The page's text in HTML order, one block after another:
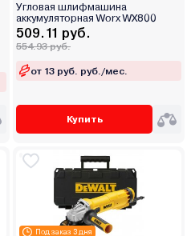
Угловая шлифмашина
аккумуляторная Worx WX800
509.11 руб.
554.93 руб.
от 13 руб. руб./мес.
Купить
Под заказ 3 дня